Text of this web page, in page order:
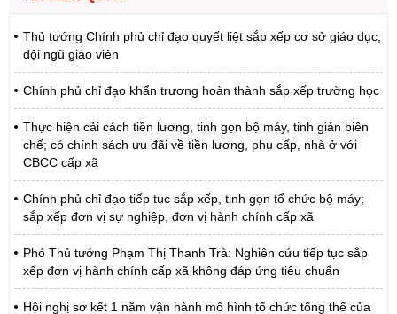
Thủ tướng Chính phủ chỉ đạo quyết liệt sắp xếp cơ sở giáo dục,
đội ngũ giáo viên
Chính phủ chỉ đạo khẩn trương hoàn thành sắp xếp trường học
Thực hiện cải cách tiền lương, tinh gọn bộ máy, tinh giản biên
chế; có chính sách ưu đãi về tiền lương, phụ cấp, nhà ở với
CBCC cấp xã
Chính phủ chỉ đạo tiếp tục sắp xếp, tinh gọn tổ chức bộ máy;
sắp xếp đơn vị sự nghiệp, đơn vị hành chính cấp xã
Phó Thủ tướng Phạm Thị Thanh Trà: Nghiên cứu tiếp tục sắp
xếp đơn vị hành chính cấp xã không đáp ứng tiêu chuẩn
Hội nghị sơ kết 1 năm vận hành mô hình tổ chức tổng thể của